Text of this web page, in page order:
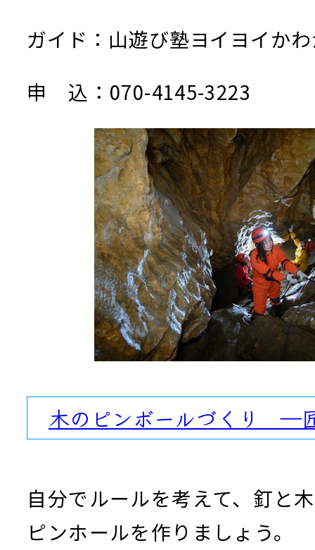
ガイド：山遊び塾ヨイヨイか
申 込：070-4145-3223
木のピンボールづくり ―
自分でルールを考えて、釘と
ピンホールを作りましょう。